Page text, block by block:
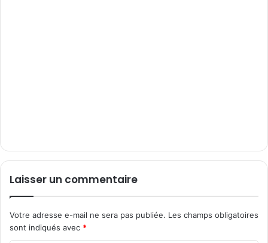
Laisser un commentaire
Votre adresse e-mail ne sera pas publiée. Les champs obligatoires
sont indiqués avec *